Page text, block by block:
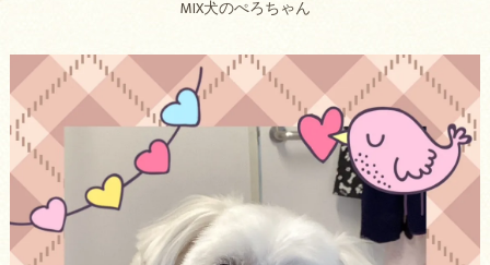
MIX犬のぺろちゃん